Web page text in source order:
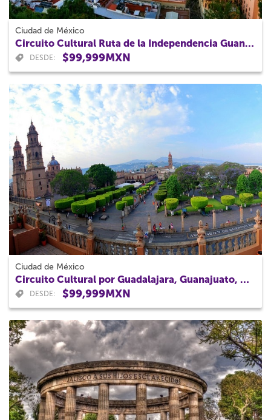
Ciudad de México
Circuito Cultural Ruta de la Independencia Guanajuato por 3 Días
DESDE: $99,999MXN
Ciudad de México
Circuito Cultural por Guadalajara, Guanajuato, Morelia y Zacatecas 7 Dias
DESDE: $99,999MXN